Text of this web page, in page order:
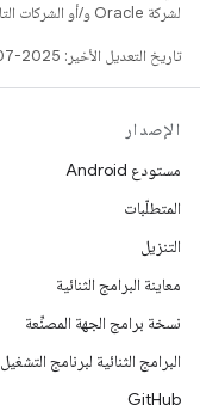
لشركة Oracle و/أو الشركات التابعة لها.
تاريخ التعديل الأخير: 2025-07-27 (حسب التوقيت العالمي المتفَّق عليه)
الإصدار
مستودع Android
المتطلّبات
التنزيل
معاينة البرامج الثنائية
نسخة برامج الجهة المصنِّعة
البرامج الثنائية لبرنامج التشغيل
GitHub